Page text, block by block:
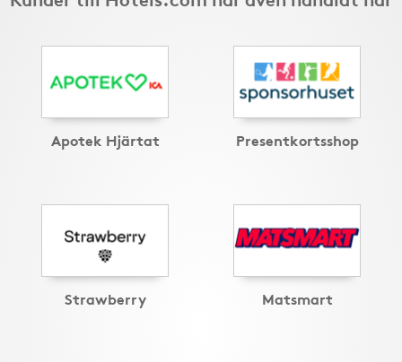
Apotek Hjärtat Presentkortsshop
Strawberry Matsmart